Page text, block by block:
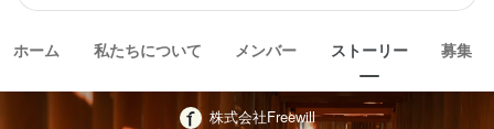
ホーム 私たちについて メンバー ストーリー 募集
株式会社Freewill